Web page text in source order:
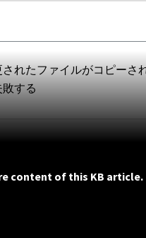
れたファイルがコピーさ
する
content of this KB article.